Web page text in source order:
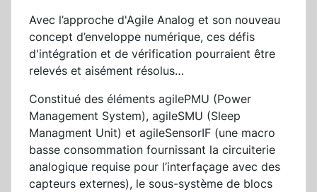
Avec l’approche d'Agile Analog et son nouveau
concept d’enveloppe numérique, ces défis
d'intégration et de vérification pourraient être
relevés et aisément résolus…
Constitué des éléments agilePMU (Power
Management System), agileSMU (Sleep
Managment Unit) et agileSensorIF (une macro
basse consommation fournissant la circuiterie
analogique requise pour l’interfaçage avec des
capteurs externes), le sous-système de blocs